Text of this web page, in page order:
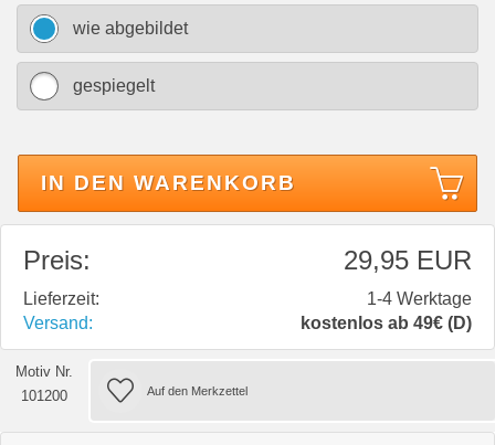
wie abgebildet
gespiegelt
IN DEN WARENKORB
Preis: 29,95 EUR
Lieferzeit:
1-4 Werktage
Versand:
kostenlos ab 49€ (D)
Motiv Nr.
101200